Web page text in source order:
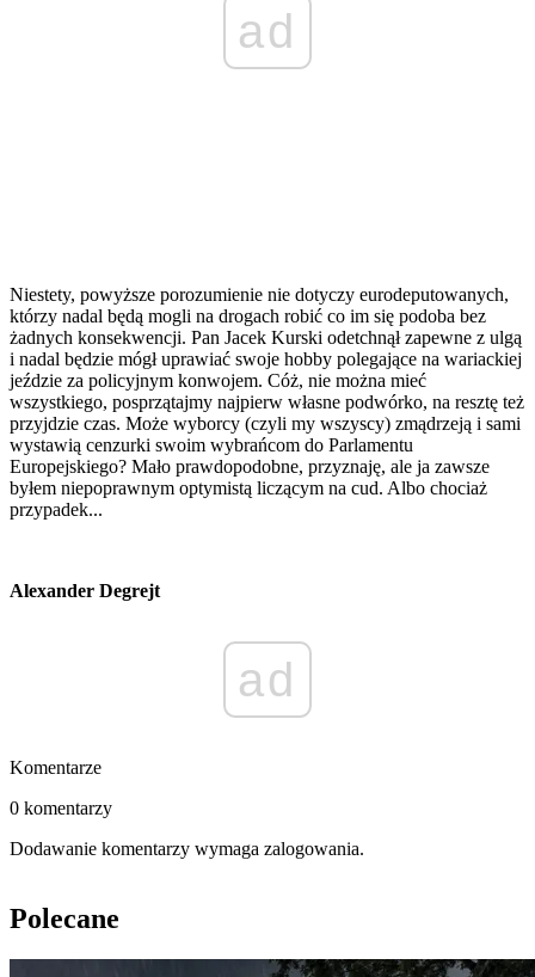
ad
Niestety, powyższe porozumienie nie dotyczy eurodeputowanych,
którzy nadal będą mogli na drogach robić co im się podoba bez
żadnych konsekwencji. Pan Jacek Kurski odetchnął zapewne z ulgą
i nadal będzie mógł uprawiać swoje hobby polegające na wariackiej
jeździe za policyjnym konwojem. Cóż, nie można mieć
wszystkiego, posprzątajmy najpierw własne podwórko, na resztę też
przyjdzie czas. Może wyborcy (czyli my wszyscy) zmądrzeją i sami
wystawią cenzurki swoim wybrańcom do Parlamentu
Europejskiego? Mało prawdopodobne, przyznaję, ale ja zawsze
byłem niepoprawnym optymistą liczącym na cud. Albo chociaż
przypadek...
Alexander Degrejt
ad
Komentarze
0 komentarzy
Dodawanie komentarzy wymaga zalogowania.
Polecane